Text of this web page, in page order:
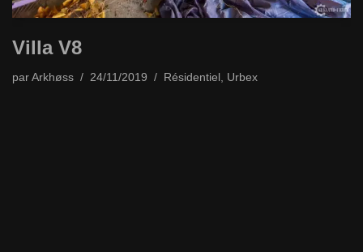
Villa V8
par Arkhøss 24/11/2019 Résidentiel , Urbex